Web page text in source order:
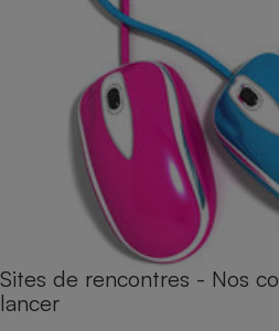
Sites de rencontres - Nos
lancer